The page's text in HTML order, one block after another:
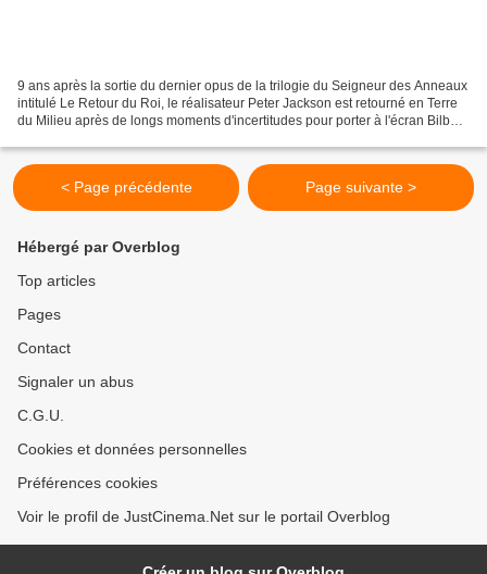
9 ans après la sortie du dernier opus de la trilogie du Seigneur des Anneaux
intitulé Le Retour du Roi, le réalisateur Peter Jackson est retourné en Terre
du Milieu après de longs moments d'incertitudes pour porter à l'écran Bilbon
< Page précédente Page suivante >
Hébergé par Overblog
Top articles
Pages
Contact
Signaler un abus
C.G.U.
Cookies et données personnelles
Préférences cookies
Voir le profil de JustCinema.Net sur le portail Overblog